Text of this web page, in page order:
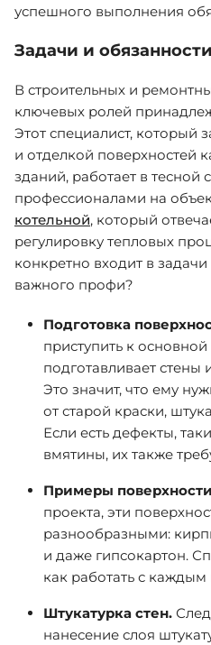
успешного выполнения
Задачи и
В строительных и
ключевых ролей
Этот специалист, который
и отделкой поверхностей
зданий, работает в тесной
профессионалами на
котельной, который
регулировку тепловых
конкретно входит в
важного профи?
Подготовка
приступить к
подготавливает стены
Это значит, что ему
от старой краски,
Если есть дефекты,
вмятины, их также
Примеры
проекта, эти
разнообразными:
и даже гипсокартон.
как работать с каждым
Штукатурка стен.
нанесение слоя